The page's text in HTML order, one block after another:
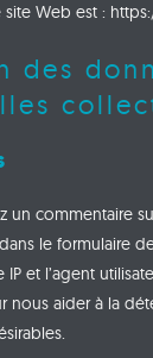
site Web est :
des
un commentaire
le formulaire
IP et l’agent
nous aider à la